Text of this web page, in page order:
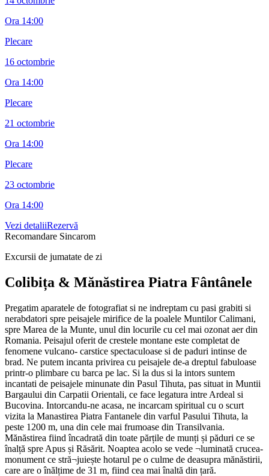
Ora 14:00
Plecare
16 octombrie
Ora 14:00
Plecare
21 octombrie
Ora 14:00
Plecare
23 octombrie
Ora 14:00
Vezi detaliiRezervă
Recomandare Sincarom
Excursii de jumatate de zi
Colibița & Mănăstirea Piatra Fântânele
Pregatim aparatele de fotografiat si ne indreptam cu pasi grabiti si
nerabdatori spre peisajele mirifice de la poalele Muntilor Calimani,
spre Marea de la Munte, unul din locurile cu cel mai ozonat aer din
Romania. Peisajul oferit de crestele montane este completat de
fenomene vulcano- carstice spectaculoase si de paduri intinse de
brad. Ne putem incanta privirea cu peisajele de-a dreptul fabuloase
printr-o plimbare cu barca pe lac. Si la dus si la intors suntem
incantati de peisajele minunate din Pasul Tihuta, pas situat in Muntii
Bargaului din Carpatii Orientali, ce face legatura intre Ardeal si
Bucovina. Intorcandu-ne acasa, ne incarcam spiritual cu o scurt
vizita la Manastirea Piatra Fantanele din varful Pasului Tihuta, la
peste 1200 m, una din cele mai frumoase din Transilvania.
Mănăstirea fiind încadrată din toate părțile de munți și păduri ce se
înalță spre Apus și Răsărit. Noaptea acolo se vede ¬luminată crucea-
monument ce stră¬juiește hotarul pe o culme de deasupra mănăstirii,
care are o înălțime de 31 m, fiind cea mai înaltă din țară.